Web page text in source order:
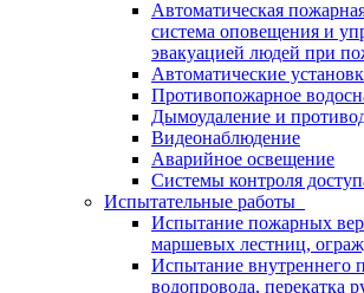
Автоматическая
система оповещения и
эвакуацией людей при
Автоматические
Противопожарное
Дымоудаление и
Видеонаблюдение
Аварийное освещение
Системы контроля
Испытательные работы
Испытание пожарных
маршевых лестниц,
Испытание внутреннего
водопровода, перекатка